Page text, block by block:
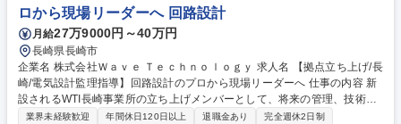
ロから現場リーダーへ 回路設計
月給27万9000円～40万円
長崎県長崎市
企業名 株式会社Ｗａｖｅ Ｔｅｃｈｎｏｌｏｇｙ 求人名 【拠点立ち上げ/長
崎/電気設計監理指導】回路設計のプロから現場リーダーへ 仕事の内容 新
設されるWTI長崎事業所の立ち上げメンバーとして、将来の管理、技術者
指導を担っていただける人財を募集しております。既に1名の採用は決定
業界未経験歓迎 年間休日120日以上 退職金あり
完全週休2日制